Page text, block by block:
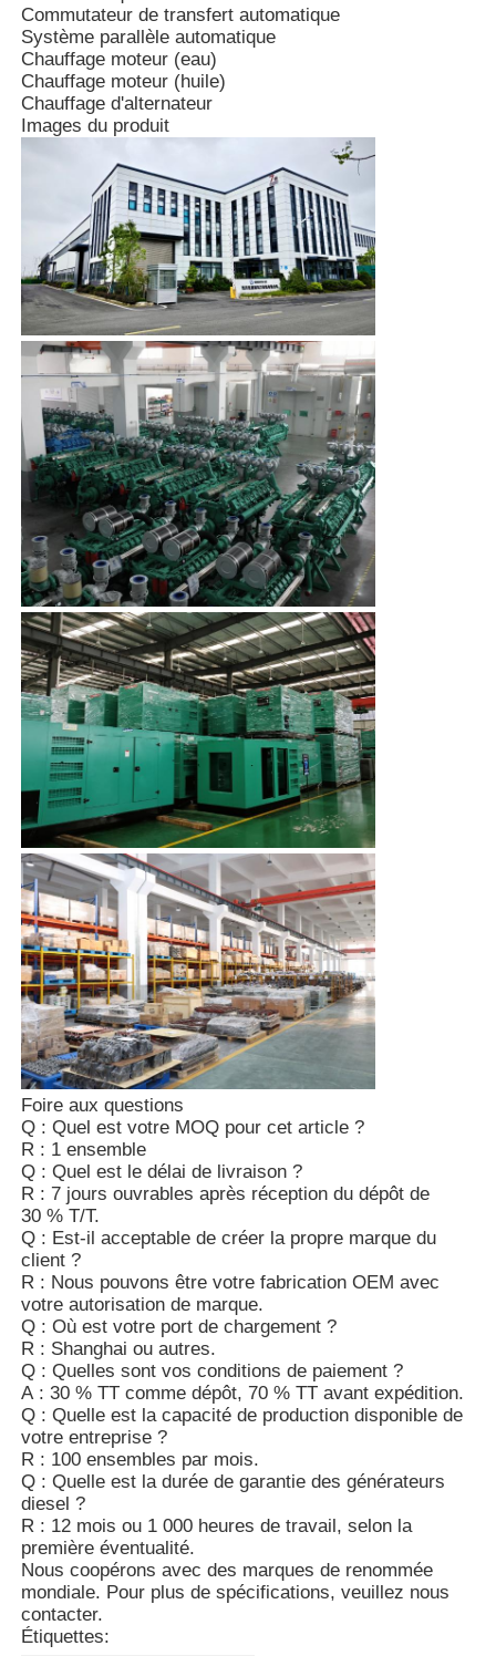
Commutateur de transfert automatique
Système parallèle automatique
Chauffage moteur (eau)
Chauffage moteur (huile)
Chauffage d'alternateur
Images du produit
Foire aux questions
Q : Quel est votre MOQ pour cet article ?
R : 1 ensemble
Q : Quel est le délai de livraison ?
R : 7 jours ouvrables après réception du dépôt de
30 % T/T.
Q : Est-il acceptable de créer la propre marque du
client ?
R : Nous pouvons être votre fabrication OEM avec
votre autorisation de marque.
Q : Où est votre port de chargement ?
R : Shanghai ou autres.
Q : Quelles sont vos conditions de paiement ?
A : 30 % TT comme dépôt, 70 % TT avant expédition.
Q : Quelle est la capacité de production disponible de
votre entreprise ?
R : 100 ensembles par mois.
Q : Quelle est la durée de garantie des générateurs
diesel ?
R : 12 mois ou 1 000 heures de travail, selon la
première éventualité.
Nous coopérons avec des marques de renommée
mondiale. Pour plus de spécifications, veuillez nous
contacter.
Étiquettes: